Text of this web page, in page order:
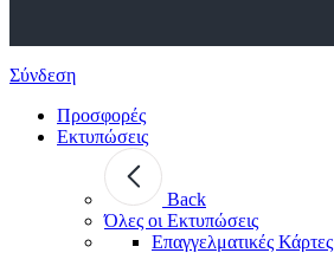
Σύνδεση
Προσφορές
Εκτυπώσεις
Back
Όλες οι Εκτυπώσεις
Επαγγελματικές Κάρτες